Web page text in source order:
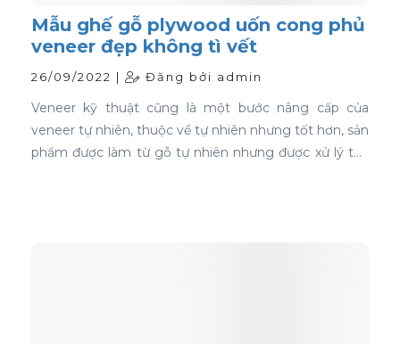
Mẫu ghế gỗ plywood uốn cong phủ
veneer đẹp không tì vết
26/09/2022 | Đăng bởi admin
Veneer kỹ thuật cũng là một bước nâng cấp của
veneer tự nhiên, thuộc về tự nhiên nhưng tốt hơn, sản
phẩm được làm từ gỗ tự nhiên nhưng được xử lý tạo